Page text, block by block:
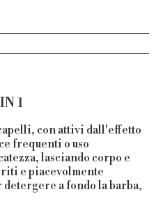
1
con attivi dall'effetto
frequenti o uso
lasciando corpo e
e piacevolmente
a fondo la barba,